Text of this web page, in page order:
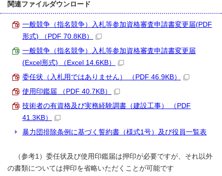
関連ファイルダウンロード
一般競争（指名競争）入札等参加資格審査申請書変更届(PDF
形式) （PDF 70.8KB）
一般競争（指名競争）入札等参加資格審査申請書変更届
(Excel形式) （Excel 14.6KB）
委任状（入札用ではありません） （PDF 46.9KB）
使用印鑑届 （PDF 40.7KB）
技術者の有資格及び実務経験調書（建設工事） （PDF
41.3KB）
暴力団排除条例に基づく誓約書（様式1号）及び役員一覧表
（参考1）委任状及び使用印鑑届は押印が必要ですが、それ以外
の書類については押印を省略いただくことが可能です